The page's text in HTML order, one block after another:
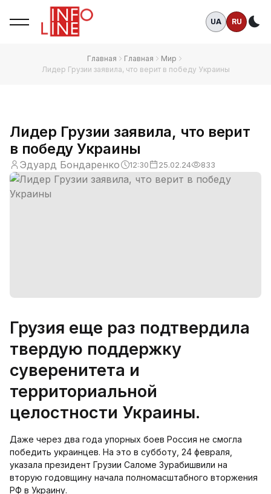
UA RU
Главная Главная
Мир
Лидер Грузии заявила, что верит в победу Украины
Лидер Грузии заявила, что верит
в победу Украины
Эдуард Бондаренко 12:30 25.02.24 833
Грузия еще раз подтвердила
твердую поддержку
суверенитета и
территориальной
целостности Украины.
Даже через два года упорных боев Россия не смогла
победить украинцев. На это в субботу, 24 февраля,
указала президент Грузии Саломе Зурабишвили на
вторую годовщину начала полномасштабного вторжения
РФ в Украину.